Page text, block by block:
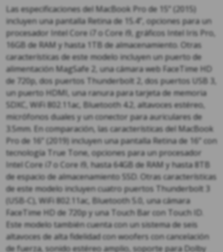
Las especificaciones del MacBook Pro de 15” (2015)
incluyen una pantalla Retina de 15.4”, opciones para un
procesador Intel Core i7 o Core i9, gráficos Intel Iris Pro,
16GB de RAM y hasta 1TB de almacenamiento. Otras
características de este modelo incluyen un puerto de
alimentación MagSafe 2, una cámara web FaceTime HD
de 720p, dos puertos Thunderbolt 2, dos puertos USB 3,
un puerto HDMI, una ranura para tarjeta de memoria
SDXC, WiFi 802.11ac, Bluetooth 4.2, altavoces estéreo,
micrófonos duales y un conector para auriculares de
3.5mm. En comparación, las características del MacBook
Pro de 16” (2019) incluyen una pantalla Retina de 16” con
tecnología True Tone, opciones para un procesador
Intel Core i7 o Core i9, hasta 64GB de RAM y hasta 8TB
de espacio de almacenamiento SSD. Otras características
de este modelo incluyen cuatro puertos Thunderbolt 3
(USB-C), WiFi 802.11ac, Bluetooth 5.0, una cámara
FaceTime HD de 720p y una Touch Bar con Touch ID.
Este modelo también cuenta con un sistema de seis
altavoces de alta fidelidad con woofers con cancelación
de fuerza, sonido estéreo amplio, soporte para Dolby